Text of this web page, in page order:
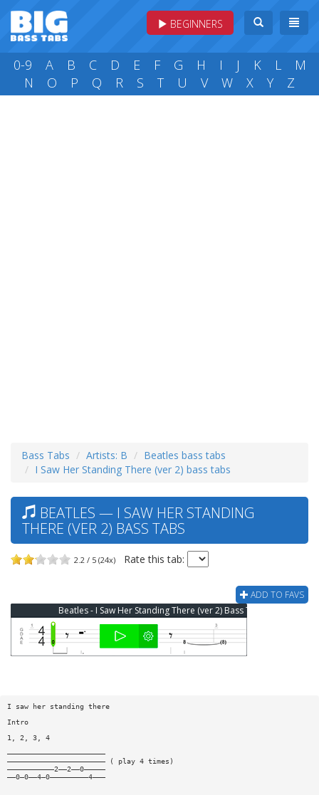
BEGINNERS
0-9 A B C D E F G H I J K L
M
N
O P Q R S T U V W X Y Z
Bass Tabs Artists: B
Beatles bass tabs
I Saw Her Standing There (ver 2) bass tabs
BEATLES — I SAW HER STANDING
THERE (VER 2) BASS TABS
2.2 / 5 (24x) Rate this tab:
ADD TO FAVS
Beatles - I Saw Her Standing There (ver 2) Bass Tab
I saw her standing there
Intro
1, 2, 3, 4
———————————————————————
——————————————————————— ( play 4 times)
———————————2——2——0—————
——0—0——4—0—————————4———